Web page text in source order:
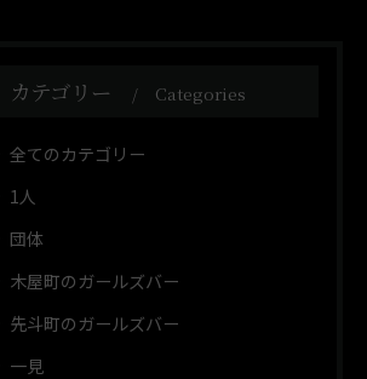
カテゴリー Categories
全てのカテゴリー
1人
団体
木屋町のガールズバー
先斗町のガールズバー
一見